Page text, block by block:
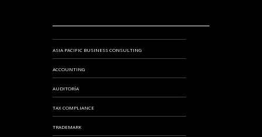
ASIA PACIFIC BUSINESS CONSULTING
ACCOUNTING
AUDITORÍA
TAX COMPLIANCE
TRADEMARK